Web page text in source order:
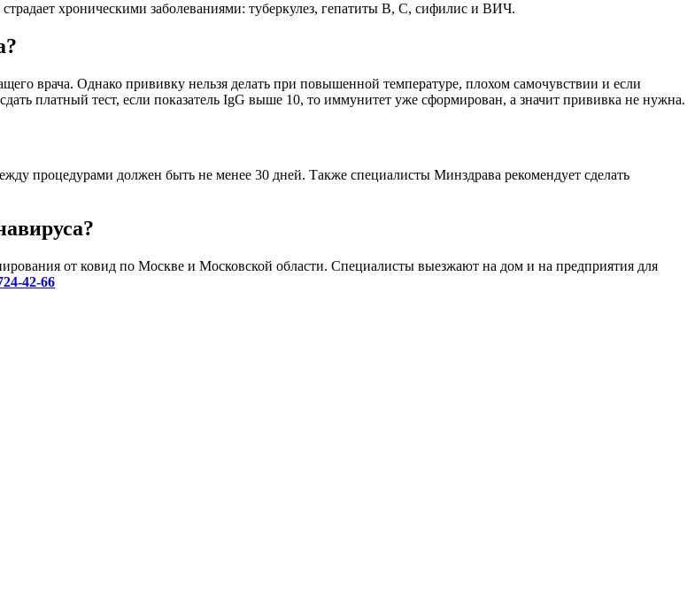
хроническими заболеваниями: туберкулез, гепатиты B, C, сифилис и ВИЧ.
врача. Однако прививку нельзя делать при повышенной температуре, плохом самочувствии и если
платный тест, если показатель IgG выше 10, то иммунитет уже сформирован, а значит прививка не нужна.
процедурами должен быть не менее 30 дней. Также специалисты Минздрава рекомендует сделать
от ковид по Москве и Московской области. Специалисты выезжают на дом и на предприятия для
42-66